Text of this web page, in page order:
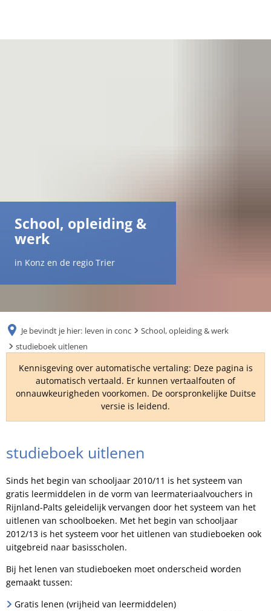
School, opleiding &
werk
in Konz en de regio Trier
Je bevindt je hier: leven in conc
School, opleiding & werk
studieboek uitlenen
Kennisgeving over automatische vertaling: Deze pagina is
automatisch vertaald. Er kunnen vertaalfouten of
onnauwkeurigheden voorkomen. De oorspronkelijke Duitse
versie is leidend.
studieboek
uitlenen
studieboek uitlenen
Sinds het begin van schooljaar 2010/11 is het systeem van
gratis leermiddelen in de vorm van leermateriaalvouchers in
Rijnland-Palts geleidelijk vervangen door het systeem van het
uitlenen van schoolboeken. Met het begin van schooljaar
2012/13 is het systeem voor het uitlenen van studieboeken ook
uitgebreid naar basisscholen.
Bij het lenen van studieboeken moet onderscheid worden
gemaakt tussen:
Gratis lenen (vrijheid van leermiddelen)